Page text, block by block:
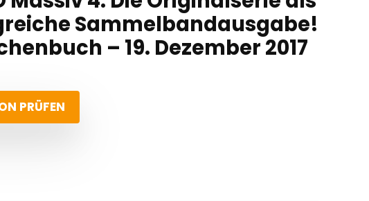
Sammelbandausgabe!
– 19. Dezember 2017
PRÜFEN